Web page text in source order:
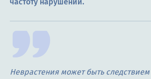
Неврастения может быть